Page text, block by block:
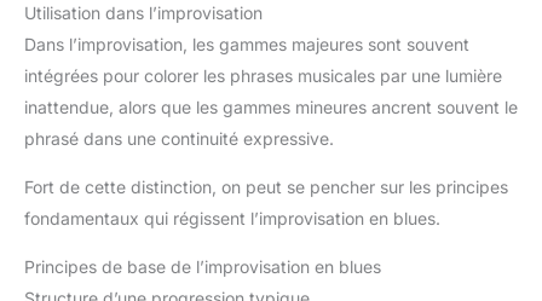
Utilisation dans l’improvisation
Dans l’improvisation, les gammes majeures sont souvent
intégrées pour colorer les phrases musicales par une lumière
inattendue, alors que les gammes mineures ancrent souvent le
phrasé dans une continuité expressive.
Fort de cette distinction, on peut se pencher sur les principes
fondamentaux qui régissent l’improvisation en blues.
Principes de base de l’improvisation en blues